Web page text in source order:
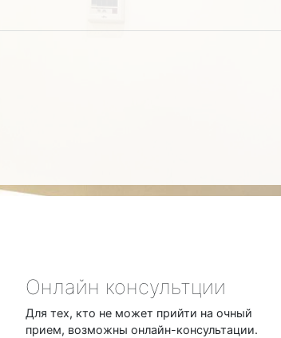
Онлайн консультции
Для тех, кто не может прийти на очный
прием, возможны онлайн-консультации.